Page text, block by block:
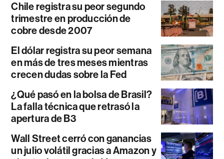
Chile registra su peor segundo
trimestre en producción de
cobre desde 2007
El dólar registra su peor semana
en más de tres meses mientras
crecen dudas sobre la Fed
¿Qué pasó en la bolsa de Brasil?
La falla técnica que retrasó la
apertura de B3
Wall Street cerró con ganancias
un julio volátil gracias a Amazon y